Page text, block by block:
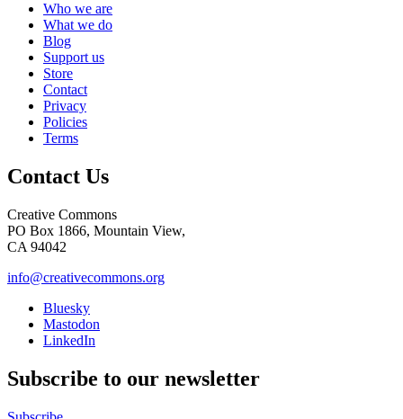
Who we are
What we do
Blog
Support us
Store
Contact
Privacy
Policies
Terms
Contact Us
Creative Commons
PO Box 1866, Mountain View,
CA 94042
info@creativecommons.org
Bluesky
Mastodon
LinkedIn
Subscribe to our newsletter